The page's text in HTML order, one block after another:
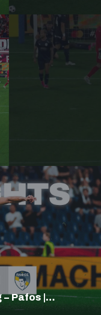
Pafos |